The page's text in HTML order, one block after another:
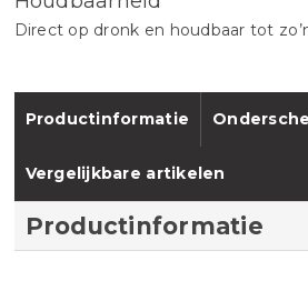
Direct op dronk en houdbaar tot
Productinformatie
Vergelijkbare artikelen
Productinformatie